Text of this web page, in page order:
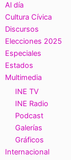
Al día
Cultura Cívica
Discursos
Elecciones 2025
Especiales
Estados
Multimedia
INE TV
INE Radio
Podcast
Galerías
Gráficos
Internacional